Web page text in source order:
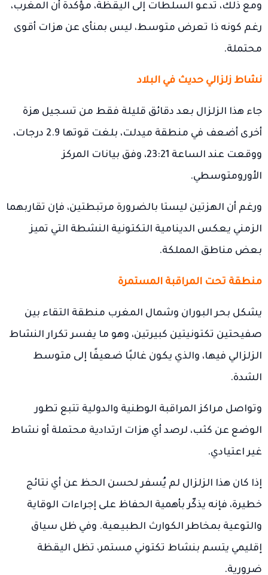
ومع ذلك، تدعو السلطات إلى اليقظة، مؤكدة أن المغرب،
رغم كونه ذا تعرض متوسط، ليس بمنأى عن هزات أقوى
محتملة.
نشاط زلزالي حديث في البلاد
جاء هذا الزلزال بعد دقائق قليلة فقط من تسجيل هزة
أخرى أضعف في منطقة ميدلت، بلغت قوتها 2.9 درجات،
ووقعت عند الساعة 23:21، وفق بيانات المركز
الأورومتوسطي.
ورغم أن الهزتين ليستا بالضرورة مرتبطتين، فإن تقاربهما
الزمني يعكس الدينامية التكتونية النشطة التي تميز
بعض مناطق المملكة.
منطقة تحت المراقبة المستمرة
يشكل بحر البوران وشمال المغرب منطقة التقاء بين
صفيحتين تكتونيتين كبيرتين، وهو ما يفسر تكرار النشاط
الزلزالي فيها، والذي يكون غالبًا ضعيفًا إلى متوسط
الشدة.
وتواصل مراكز المراقبة الوطنية والدولية تتبع تطور
الوضع عن كثب، لرصد أي هزات ارتدادية محتملة أو نشاط
غير اعتيادي.
إذا كان هذا الزلزال لم يُسفر لحسن الحظ عن أي نتائج
خطيرة، فإنه يذكّر بأهمية الحفاظ على إجراءات الوقاية
والتوعية بمخاطر الكوارث الطبيعية. وفي ظل سياق
إقليمي يتسم بنشاط تكتوني مستمر، تظل اليقظة
ضرورية.